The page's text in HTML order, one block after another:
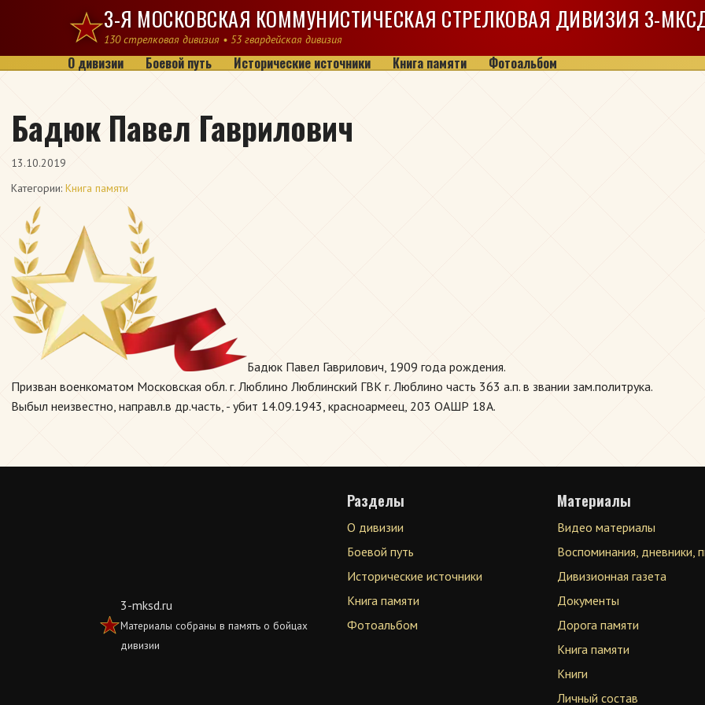
Перейти к содержимому3-Я МОСКОВСКАЯ КОММУНИСТИЧЕСКАЯ СТРЕЛКОВАЯ ДИВИЗИЯ 3-
130 стрелковая дивизия • 53 гвардейская дивизия
О дивизии Боевой путь Исторические источники Книга памяти Фотоальбом
Бадюк Павел Гаврилович
13.10.2019
Категории: Книга памяти
Бадюк Павел Гаврилович, 1909 года рождения.
Призван военкоматом Московская обл. г. Люблино Люблинский ГВК г. Люблино часть 363 а.п. в звании зам.политрука.
Выбыл неизвестно, направл.в др.часть, - убит 14.09.1943, красноармеец, 203 ОАШР 18А.
3-mksd.ru
Материалы собраны в память о бойцах
дивизии
Разделы
О дивизии
Боевой путь
Исторические источники
Книга памяти
Фотоальбом
Материалы
Видео материалы
Воспоминания, дневники,
Дивизионная газета
Документы
Дорога памяти
Книга памяти
Книги
Личный состав